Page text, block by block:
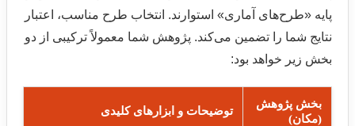
پایه «طرح‌های آماری» استوارند. انتخاب طرح مناسب، اعتبار
نتایج شما را تضمین می‌کند. پژوهش شما معمولاً ترکیبی از دو
بخش زیر خواهد بود:
بخش پژوهش
(مکان)
توضیحات و ابزارهای کلیدی